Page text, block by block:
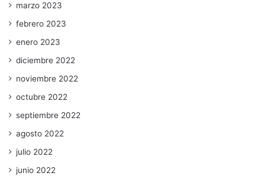
marzo 2023
febrero 2023
enero 2023
diciembre 2022
noviembre 2022
octubre 2022
septiembre 2022
agosto 2022
julio 2022
junio 2022